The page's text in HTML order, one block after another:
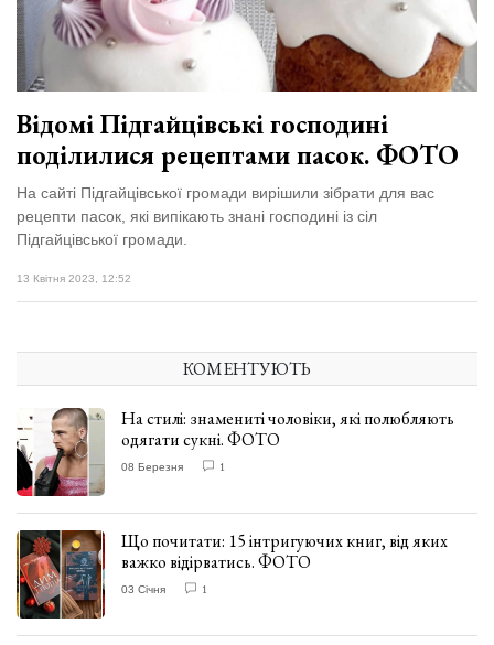
залишив у
Луцьку
27 Липня 2026
708 переглядів
Персона
Лайф
Афіша
Політика конфіденційності
Відомі Підгайцівські господині
поділилися рецептами пасок. ФОТО
На сайті Підгайцівської громади вирішили зібрати для вас
рецепти пасок, які випікають знані господині із сіл
Підгайцівської громади.
13 Квітня 2023, 12:52
КОМЕНТУЮТЬ
На стилі: знамениті чоловіки, які полюбляють
одягати сукні. ФОТО
08 Березня 1
Що почитати: 15 інтригуючих книг, від яких
важко відірватись. ФОТО
03 Січня 1